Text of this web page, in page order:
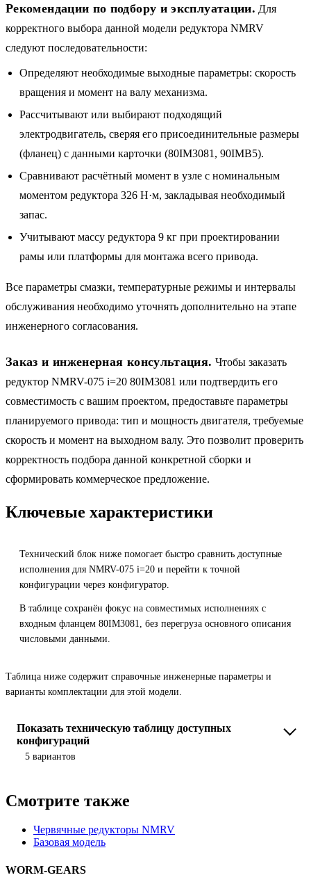
Рекомендации по подбору и эксплуатации. Для
корректного выбора данной модели редуктора NMRV
следуют последовательности:
Определяют необходимые выходные параметры: скорость
вращения и момент на валу механизма.
Рассчитывают или выбирают подходящий
электродвигатель, сверяя его присоединительные размеры
(фланец) с данными карточки (80IM3081, 90IMB5).
Сравнивают расчётный момент в узле с номинальным
моментом редуктора 326 Н·м, закладывая необходимый
запас.
Учитывают массу редуктора 9 кг при проектировании
рамы или платформы для монтажа всего привода.
Все параметры смазки, температурные режимы и интервалы
обслуживания необходимо уточнять дополнительно на этапе
инженерного согласования.
Заказ и инженерная консультация. Чтобы заказать
редуктор NMRV-075 i=20 80IM3081 или подтвердить его
совместимость с вашим проектом, предоставьте параметры
планируемого привода: тип и мощность двигателя, требуемые
скорость и момент на выходном валу. Это позволит проверить
корректность подбора данной конкретной сборки и
сформировать коммерческое предложение.
Ключевые характеристики
Технический блок ниже помогает быстро сравнить доступные
исполнения для NMRV-075 i=20 и перейти к точной
конфигурации через конфигуратор.
В таблице сохранён фокус на совместимых исполнениях с
входным фланцем 80IM3081, без перегруза основного описания
числовыми данными.
Таблица ниже содержит справочные инженерные параметры и
варианты комплектации для этой модели.
Показать техническую таблицу доступных
конфигураций
5 вариантов
Смотрите также
Червячные редукторы NMRV
Базовая модель
WORM-GEARS